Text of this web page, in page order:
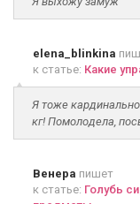
elena_blinkina
к статье: Какие
Я тоже
кг! Помолодела,
Венера пишет
к статье: Голубь